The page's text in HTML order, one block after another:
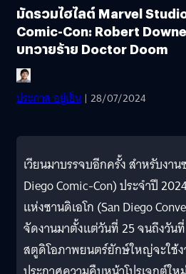
มัดรวมไฮไลต์ Marvel
Comic-Con: Robert
บทวายร้าย Doctor Doom
ประภาส อยู่เย็น | 28/07/2024
เวียนมาบรรจบอีกครั้ง สำหรับงา
Diego Comic-Con) ประจำปี
แห่งซานดิเอโก (San Diego
จัดงานมาตั้งแต่วันที่ 25 จนถึงวัน
สตูดิโอภาพยนตร์ยักษ์ใหญ่จะใช้